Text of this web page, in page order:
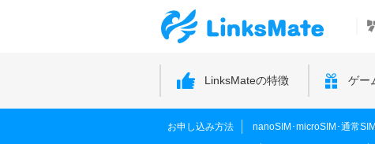
LinksMateの特徴 ゲー
お申し込み方法 nanoSIM･microSIM･通常